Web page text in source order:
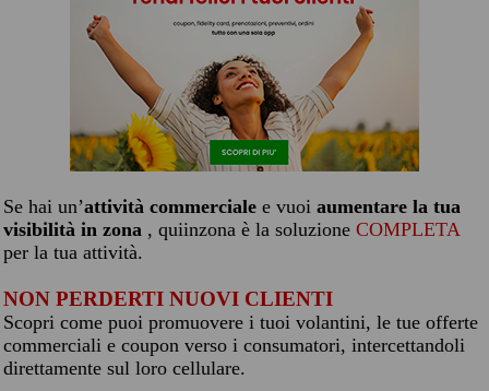
Se hai un’attività commerciale e vuoi aumentare la tua
visibilità in zona , quiinzona è la soluzione COMPLETA
per la tua attività.
NON PERDERTI NUOVI CLIENTI
Scopri come puoi promuovere i tuoi volantini, le tue offerte
commerciali e coupon verso i consumatori, intercettandoli
direttamente sul loro cellulare.